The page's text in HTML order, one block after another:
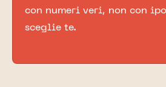
con numeri veri, non con
sceglie te.